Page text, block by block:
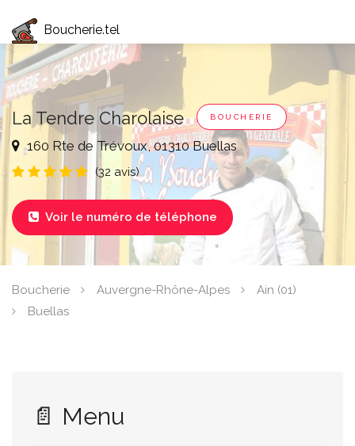
Boucherie.tel
La Tendre Charolaise BOUCHERIE
160 Rte de Trévoux, 01310 Buellas
(32 avis)
 Voir le numéro de téléphone
Boucherie Auvergne-Rhône-Alpes
Ain (01)
Buellas
📄 Menu